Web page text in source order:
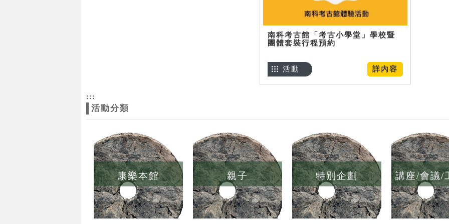
南科考古館「考古小學堂」學校暨
團體套裝行程預約
詳內容
活動
:::
活動分類
康樂本館 親子 特別企劃 講座/會議/